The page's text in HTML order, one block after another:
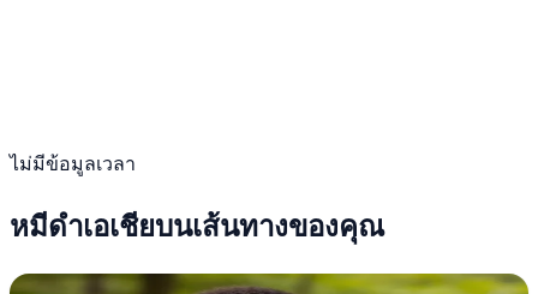
ไม่มีข้อมูลเวลา
หมีดำเอเชียบนเส้นทางของคุณ